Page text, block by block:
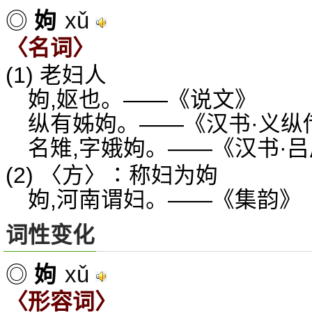
◎ 姁 xǔ
〈名词〉
(1) 老妇人
姁,妪也。——《说文》
纵有姊姁。——《汉书·义纵
名雉,字娥姁。——《汉书·
(2) 〈方〉∶称妇为姁
姁,河南谓妇。——《集韵》
词性变化
◎ 姁 xǔ
〈形容词〉